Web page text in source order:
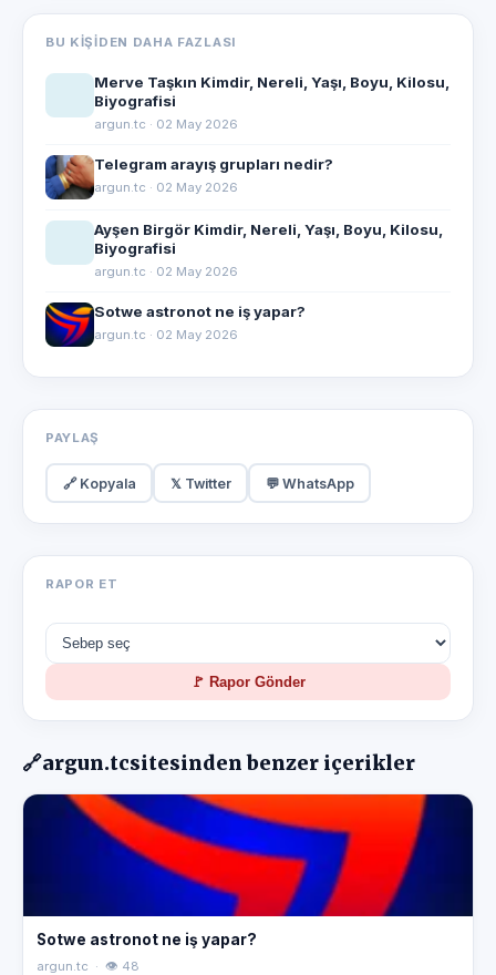
BU KIŞIDEN DAHA FAZLASI
Merve Taşkın Kimdir, Nereli, Yaşı, Boyu, Kilosu,
Biyografisi
argun.tc · 02 May 2026
Telegram arayış grupları nedir?
argun.tc · 02 May 2026
Ayşen Birgör Kimdir, Nereli, Yaşı, Boyu, Kilosu,
Biyografisi
argun.tc · 02 May 2026
Sotwe astronot ne iş yapar?
argun.tc · 02 May 2026
PAYLAŞ
🔗 Kopyala 𝕏 Twitter 💬 WhatsApp
RAPOR ET
🚩 Rapor Gönder
🔗argun.tcsitesinden benzer içerikler
Sotwe astronot ne iş yapar?
argun.tc · 👁 48